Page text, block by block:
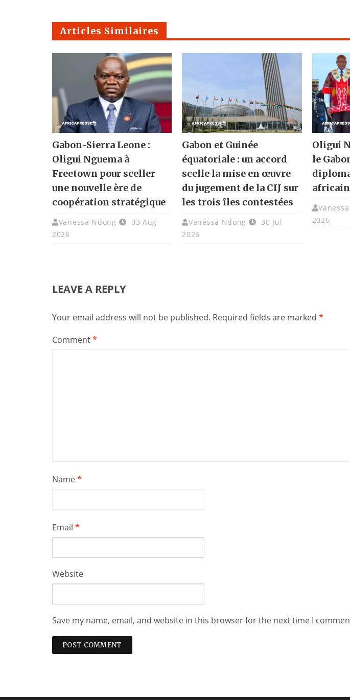
Articles Similaires
Gabon-Sierra Leone :
Oligui Nguema à
Freetown pour sceller
une nouvelle ère de
coopération stratégique
Vanessa Ndong
03 Aug
2026
Gabon et Guinée
équatoriale : un accord
scelle la mise en œuvre
du jugement de la CIJ sur
les trois îles contestées
Vanessa Ndong
30 Jul
2026
Oligui
le
2026
LEAVE A REPLY
Your email address will not be published. Required fields are marked *
Comment*
Name*
Email *
Website
Save my name, email, and website in this browser for the next time I